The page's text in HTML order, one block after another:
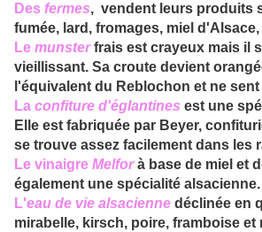
Des fermes, vendent leurs produits
fumée, lard, fromages, miel d'Alsace,
Le munster frais est crayeux mais il
vieillissant. Sa croute devient
l'équivalent du Reblochon et ne
La confiture d'églantines est une
Elle est fabriquée par Beyer,
se trouve assez facilement dans les
Le vinaigre Melfor à base de miel et
également une spécialité alsacienne.
L'eau de vie alsacienne déclinée en
mirabelle, kirsch, poire, framboise et